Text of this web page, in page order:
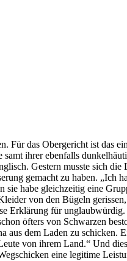
Für das Obergericht ist
samt ihrer ebenfalls
Gestern musste sich
gemacht zu haben.
habe gleichzeitig eine
von den Bügeln
Erklärung für
öfters von Schwarzen
aus dem Laden zu
von ihrem Land.“ Und
eine legitime